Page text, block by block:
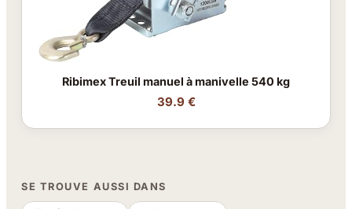
Ribimex Treuil manuel à manivelle 540 kg
39.9 €
SE TROUVE AUSSI DANS